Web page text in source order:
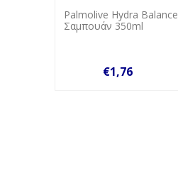
Palmolive Hydra Balance
Σαμπουάν 350ml
€1,76